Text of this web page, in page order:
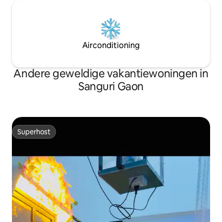
Airconditioning
Andere geweldige vakantiewoningen in
Sanguri Gaon
Superhost
Superhost